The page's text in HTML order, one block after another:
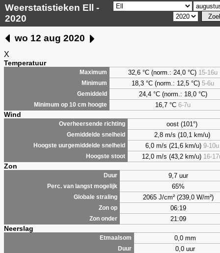
Weerstatistieken Ell -
2020
wo 12 aug 2020
X
Temperatuur
Maximum 32,6 °C (norm.: 24,0 °C) 15-16u
Minimum 18,3 °C (norm.: 12,5 °C) 5-6u
Gemiddeld 24,4 °C (norm.: 18,0 °C)
Minimum op 10 cm hoogte 16,7 °C 6-7u
Wind
Overheersende richting oost (101°)
Gemiddelde snelheid 2,8 m/s (10,1 km/u)
Hoogste uurgemiddelde snelheid 6,0 m/s (21,6 km/u) 9-10u
Hoogste stoot 12,0 m/s (43,2 km/u) 16-
Zon
Duur 9,7 uur
Perc. van langst mogelijk 65%
Globale straling 2065 J/cm² (239,0 W/m²)
Zon op 06:19
Zon onder 21:09
Neerslag
Etmaalsom 0,0 mm
Duur 0,0 uur